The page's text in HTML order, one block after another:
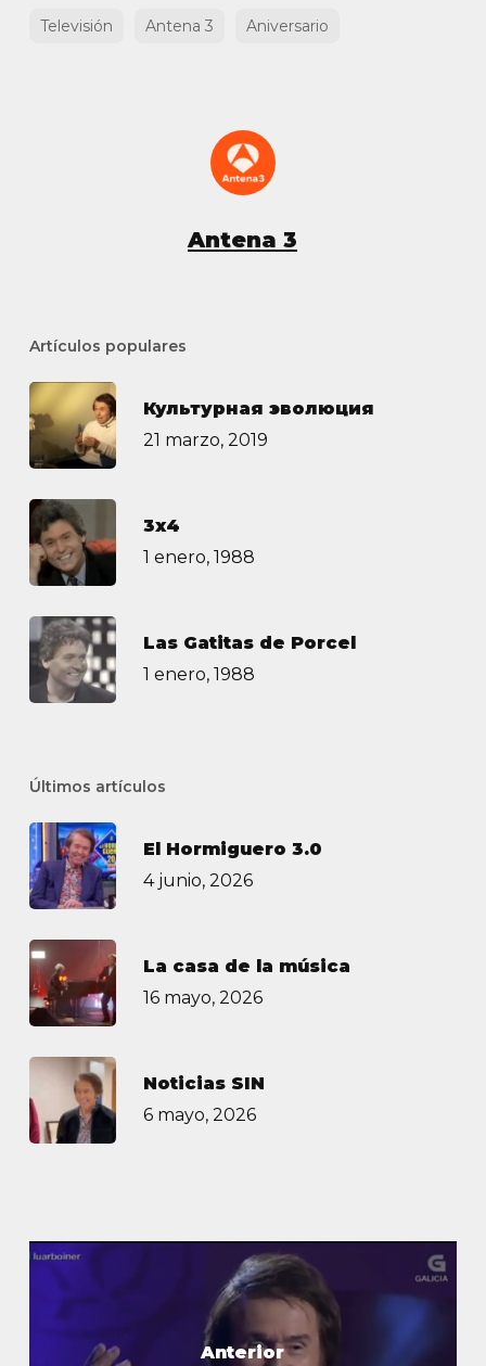
Televisión Antena 3 Aniversario
Antena 3
Artículos populares
Культурная эволюция
21 marzo, 2019
3х4
1 enero, 1988
Las Gatitas de Porcel
1 enero, 1988
Últimos artículos
El Hormiguero 3.0
4 junio, 2026
La casa de la música
16 mayo, 2026
Noticias SIN
6 mayo, 2026
Anterior